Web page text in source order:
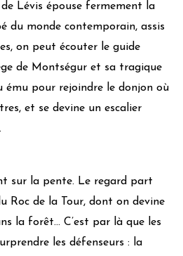
Lévis épouse fermement la
du monde contemporain, assis
on peut écouter le guide
de Montségur et sa tragique
ému pour rejoindre le donjon où
et se devine un escalier
sur la pente. Le regard part
Roc de la Tour, dont on devine
la forêt… C’est par là que les
les défenseurs : la